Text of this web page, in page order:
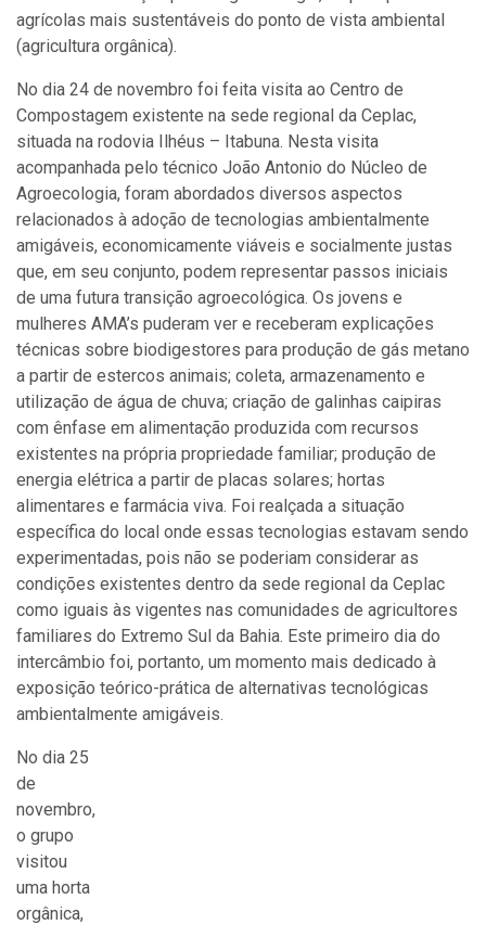
agrícolas mais sustentáveis do ponto de vista ambiental
(agricultura orgânica).
No dia 24 de novembro foi feita visita ao Centro de
Compostagem existente na sede regional da Ceplac,
situada na rodovia Ilhéus – Itabuna. Nesta visita
acompanhada pelo técnico João Antonio do Núcleo de
Agroecologia, foram abordados diversos aspectos
relacionados à adoção de tecnologias ambientalmente
amigáveis, economicamente viáveis e socialmente justas
que, em seu conjunto, podem representar passos iniciais
de uma futura transição agroecológica. Os jovens e
mulheres AMA’s puderam ver e receberam explicações
técnicas sobre biodigestores para produção de gás metano
a partir de estercos animais; coleta, armazenamento e
utilização de água de chuva; criação de galinhas caipiras
com ênfase em alimentação produzida com recursos
existentes na própria propriedade familiar; produção de
energia elétrica a partir de placas solares; hortas
alimentares e farmácia viva. Foi realçada a situação
específica do local onde essas tecnologias estavam sendo
experimentadas, pois não se poderiam considerar as
condições existentes dentro da sede regional da Ceplac
como iguais às vigentes nas comunidades de agricultores
familiares do Extremo Sul da Bahia. Este primeiro dia do
intercâmbio foi, portanto, um momento mais dedicado à
exposição teórico-prática de alternativas tecnológicas
ambientalmente amigáveis.
No dia 25
de
novembro,
o grupo
visitou
uma horta
orgânica,